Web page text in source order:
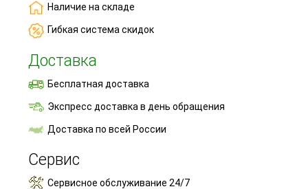
Наличие на складе
Гибкая система скидок
Доставка
Бесплатная доставка
Экспресс доставка в день обращения
Доставка по всей России
Сервис
Сервисное обслуживание 24/7